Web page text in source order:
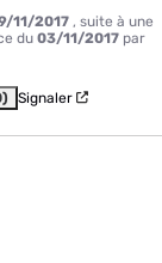
11/2017 , suite à une
du 03/11/2017 par
Signaler